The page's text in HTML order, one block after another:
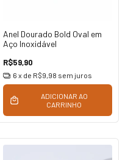
Anel Dourado Bold Oval em
Aço Inoxidável
R$59,90
6 x de R$9,98 sem juros
ADICIONAR AO
CARRINHO